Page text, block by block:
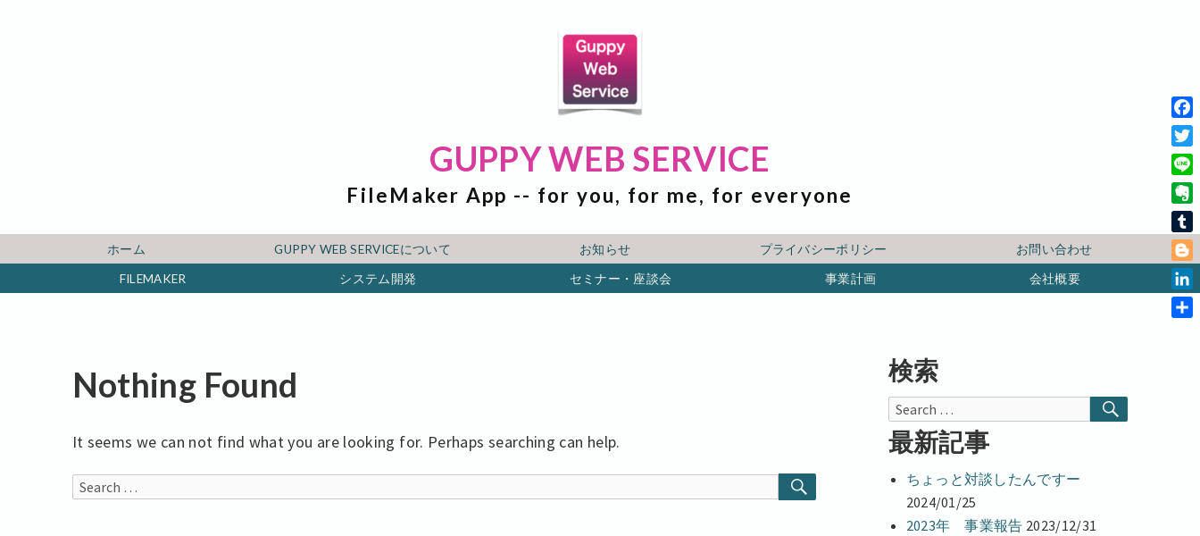
GUPPY WEB SERVICE
FileMaker App -- for you, for me, for everyone
ホーム GUPPY WEB SERVICEについて お知らせ プライバシーポリシー お問い合わせ
FILEMAKER システム開発 セミナー・座談会 事業計画 会社概要
Nothing Found
It seems we can not find what you are looking for. Perhaps searching can help.
Search
検索
Search
for:
SEARCH
最新記事
ちょっと対談したんですー
2024/01/25
2023年 事業報告 2023/12/31
F
a
c
e
b
o
o
k
T
w
i
t
t
e
r
L
i
n
e
E
v
e
r
n
o
T
u
m
b
B
l
o
L
i